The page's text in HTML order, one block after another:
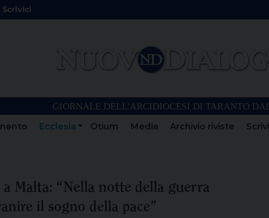
Scrivici
GIORNALE DELL'ARCIDIOCESI DI TARANTO
Ecclesia Otium Media Archivio riviste
a Malta: “Nella notte della guerra
il sogno della pace”